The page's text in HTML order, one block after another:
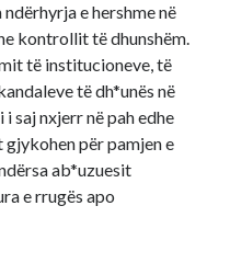
e hershme në
kontrollit të dhunshëm.
të institucioneve, të
të dh*unës në
saj nxjerr në pah edhe
për pamjen e
ab*uzuesit
e rrugës apo